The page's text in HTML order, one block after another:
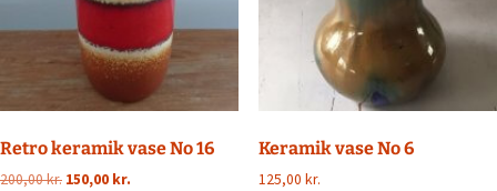
Retro keramik vase No 16
200,00kr. Den
150,00 kr.
Keramik vase No 6
125,00 kr.